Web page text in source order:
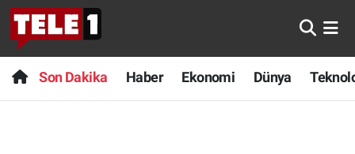
Son Dakika Haber Ekonomi Dünya
Anında Manşet
Başka Sohbetler
Son Dakika
Haber
Nöbetçi Eczaneler
Hava Durumu